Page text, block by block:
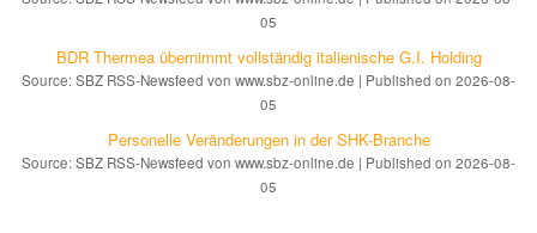
05
BDR Thermea übernimmt vollständig italienische G.I. Holding
Source: SBZ RSS-Newsfeed von www.sbz-online.de
Published on 2026-08-
05
Personelle Veränderungen in der SHK-Branche
Source: SBZ RSS-Newsfeed von www.sbz-online.de
Published on 2026-08-
05